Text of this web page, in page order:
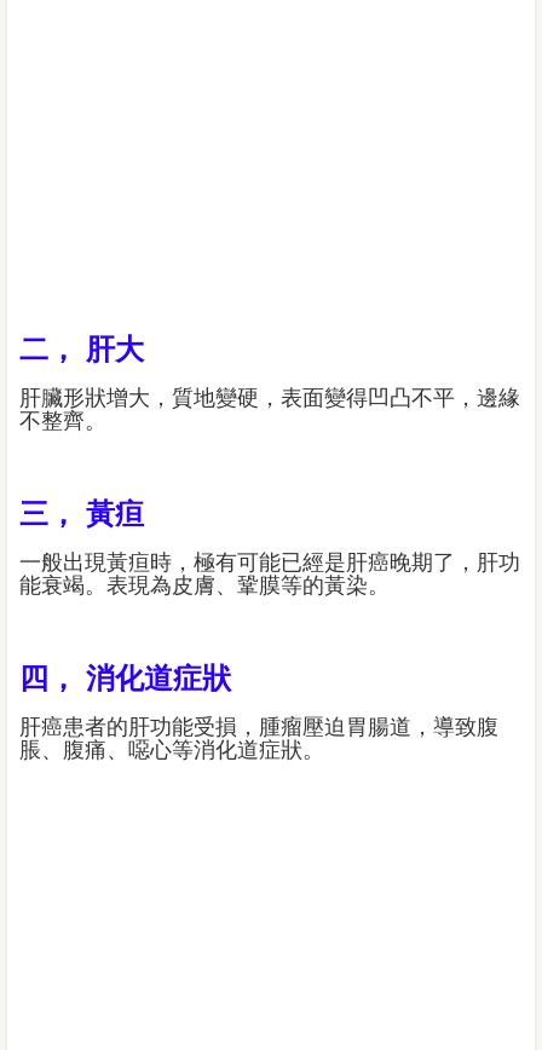
二， 肝大
肝臟形狀增大，質地變硬，表面變得凹凸不平，邊緣
不整齊。
三， 黃疸
一般出現黃疸時，極有可能已經是肝癌晚期了，肝功
能衰竭。表現為皮膚、鞏膜等的黃染。
四， 消化道症狀
肝癌患者的肝功能受損，腫瘤壓迫胃腸道，導致腹
脹、腹痛、噁心等消化道症狀。